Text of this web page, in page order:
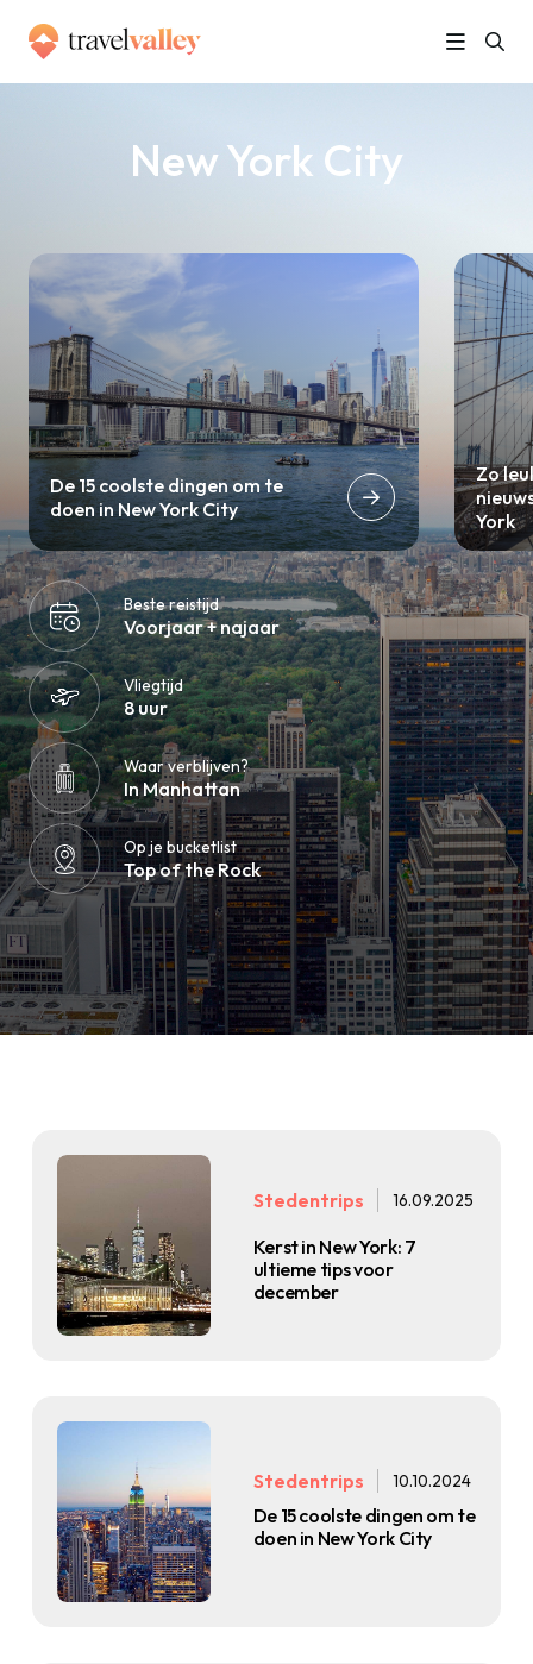
New York City
De 15 coolste dingen om te
doen in New York City
Zo
York
Beste reistijd
Voorjaar + najaar
Vliegtijd
8 uur
Waar verblijven?
In Manhattan
Op je bucketlist
Top of the Rock
Kerst in New York: 7
ultieme tips voor
december
Stedentrips 16.09.2025
Stedentrips 10.10.2024
De 15 coolste dingen om te
doen in New York City